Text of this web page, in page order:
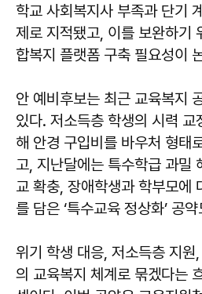
학교 사회복지사 부족과 단기
제로 지적됐고, 이를 보완하기
합복지 플랫폼 구축 필요성이
안 예비후보는 최근 교육복지
있다. 저소득층 학생의 시력 교
해 안경 구입비를 바우처 형태
고, 지난달에는 특수학급 과밀
교 확충, 장애학생과 학부모에
를 담은 ‘특수교육 정상화’ 공
위기 학생 대응, 저소득층 지
의 교육복지 체계로 묶겠다는